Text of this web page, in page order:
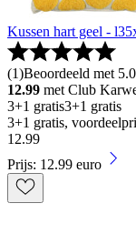
Kussen hart geel -
(1)Beoordeeld met
12.99 met Club
3+1 gratis3+1 gratis
3+1 gratis,
12.99
Prijs: 12.99 euro